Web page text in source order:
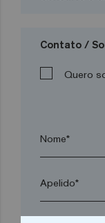
Contato /
Quero
Nome*
Apelido*